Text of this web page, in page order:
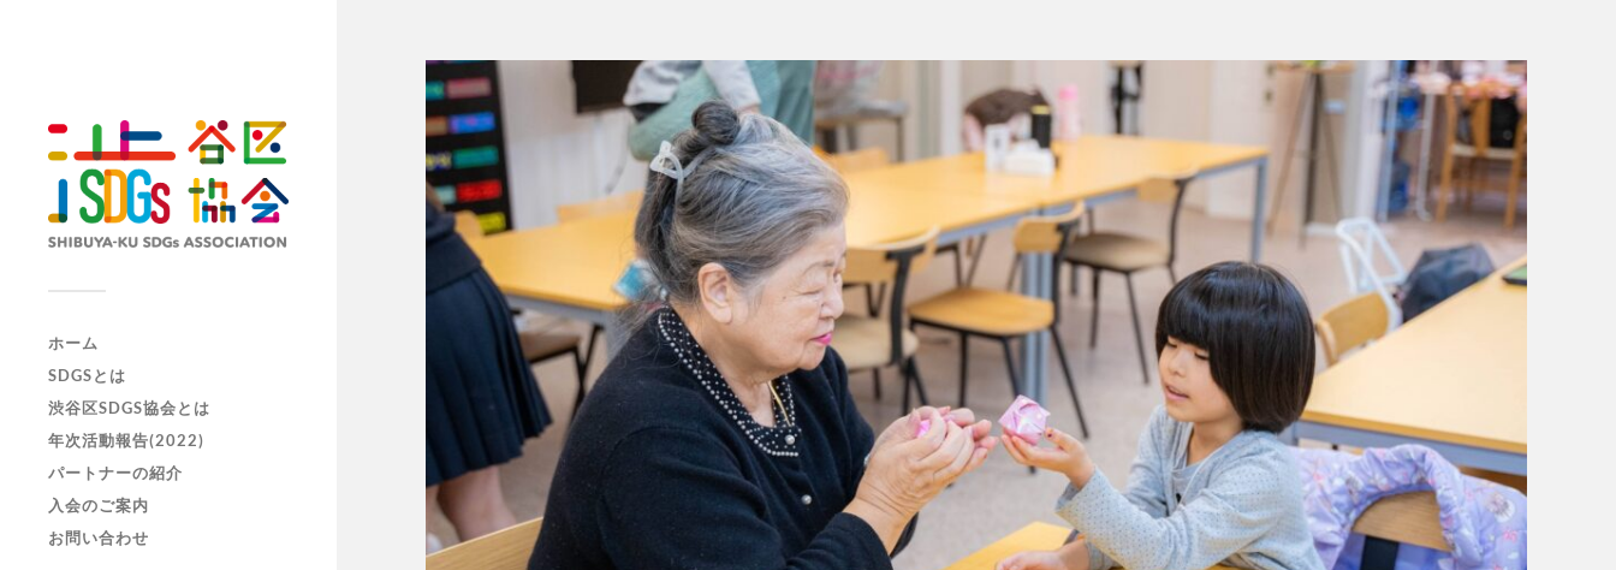
ホーム
SDGSとは
渋谷区SDGS協会とは
年次活動報告(2022)
パートナーの紹介
入会のご案内
お問い合わせ